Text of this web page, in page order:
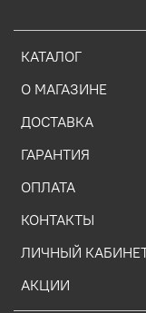
КАТАЛОГ
О МАГАЗИНЕ
ДОСТАВКА
ГАРАНТИЯ
ОПЛАТА
КОНТАКТЫ
ЛИЧНЫЙ
АКЦИИ